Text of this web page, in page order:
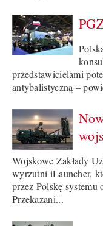
przedstawicielami
antybalistyczną –
Wojskowe Zakłady
wyrzutni iLauncher,
przez Polskę
Przekazani...